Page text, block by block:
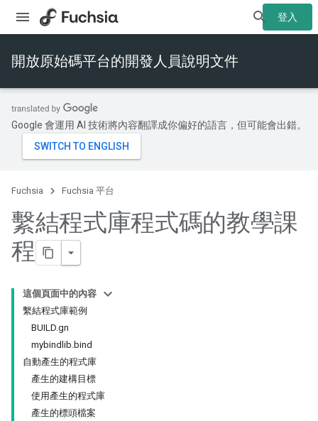
登入
開放原始碼平台的開發人員說明文件
Google 會運用 AI 技術將內容翻譯成你偏好的語言，但可能會出錯。
Fuchsia Fuchsia 平台
繫結程式庫程式碼的教學課
程
這個頁面中的內容
繫結程式庫範例
BUILD.gn
mybindlib.bind
自動產生的程式庫
產生的建構目標
使用產生的程式庫
產生的標頭檔案